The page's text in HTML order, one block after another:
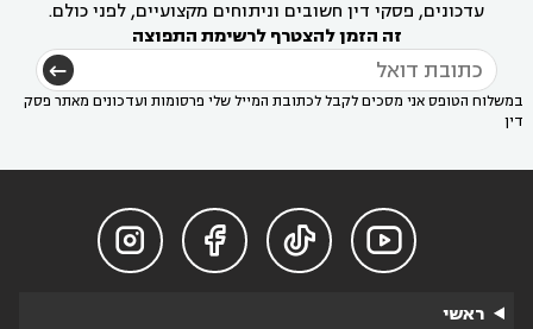
עדכונים, פסקי דין חשובים וניתוחים מקצועיים, לפני כולם.
זה הזמן להצטרף לרשימת התפוצה
במשלוח הטופס אני מסכים לקבל לכתובת המייל שלי פרסומות ועדכונים מאתר פסק
דין




ראשי